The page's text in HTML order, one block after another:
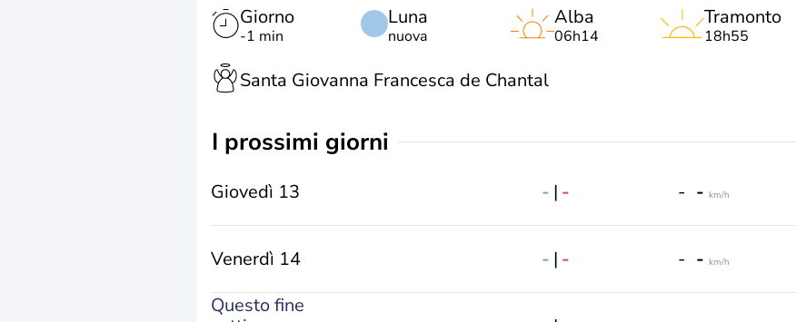
Giorno
-1 min
Luna
nuova
Alba
06h14
Tramonto
18h55
Santa Giovanna Francesca de Chantal
i prossimi giorni
Giovedì 13 - | - - - km/h
Venerdì 14 - | - - - km/h
Questo fine